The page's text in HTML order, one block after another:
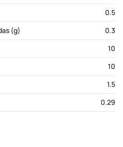
0.5
(g)
0.3
10
10
1.5
0.29